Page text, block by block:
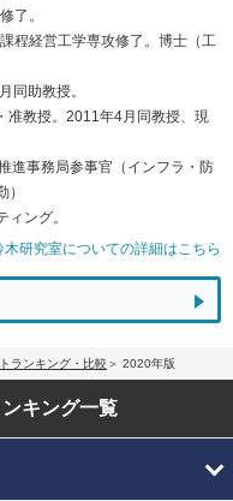
了。
程経営工学専攻修了。博士（工
同助教授。
准教授。2011年4月同教授、現
進事務局参事官（インフラ・防
ング。
研究室についての詳細はこちら
ランキング・比較 2020年版
ンキング一覧